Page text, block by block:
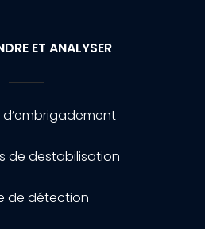
ET ANALYSER
d’embrigadement
de destabilisation
de détection